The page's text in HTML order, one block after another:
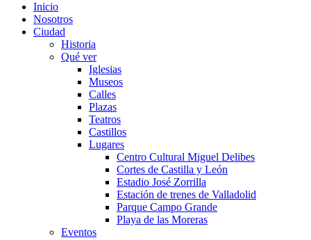
Inicio
Nosotros
Ciudad
Historia
Qué ver
Iglesias
Museos
Calles
Plazas
Teatros
Castillos
Lugares
Centro Cultural Miguel Delibes
Cortes de Castilla y León
Estadio José Zorrilla
Estación de trenes de Valladolid
Parque Campo Grande
Playa de las Moreras
Eventos